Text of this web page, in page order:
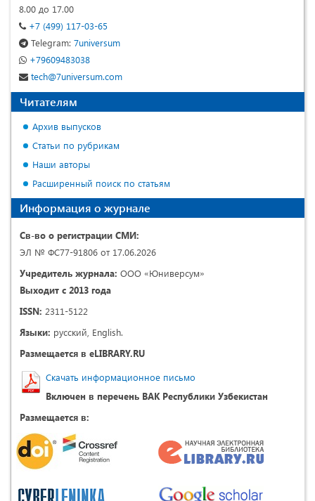
8.00 до 17.00
+7 (499) 117-03-65
Telegram: 7universum
+79609483038
tech@7universum.com
Читателям
Архив выпусков
Статьи по рубрикам
Наши авторы
Расширенный поиск по статьям
Информация о журнале
Св-во о регистрации СМИ:
ЭЛ № ФС77-91806 от 17.06.2026
Учредитель журнала: ООО «Юниверсум»
Выходит с 2013 года
ISSN: 2311-5122
Языки: русский, English.
Размещается в eLIBRARY.RU
Скачать информационное письмо
Включен в перечень ВАК Республики Узбекистан
Размещается в: